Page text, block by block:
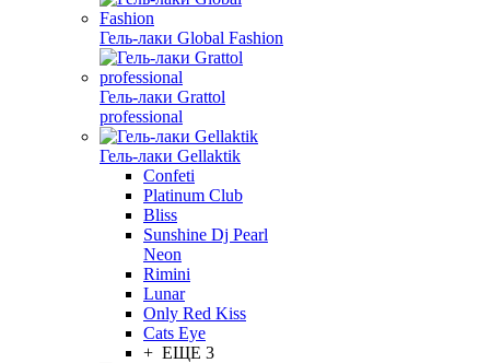
Гель-лаки Global Fashion
Гель-лаки Grattol
professional
Гель-лаки Gellaktik
Confeti
Platinum Club
Bliss
Sunshine Dj Pearl
Neon
Rimini
Lunar
Only Red Kiss
Cats Eye
+ ЕЩЕ 3